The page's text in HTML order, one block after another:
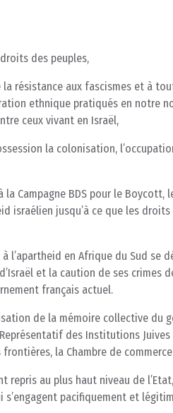
des peuples,
résistance aux fascismes et à
ethnique pratiqués en notre
ceux vivant en Israël,
la colonisation,
Campagne BDS pour le Boycott,
israélien jusqu’à ce que les
l’apartheid en Afrique du Sud se
et la caution de ses crimes
français actuel.
de la mémoire collective du
des Institutions Juives
la Chambre de
au plus haut niveau de
s’engagent pacifiquement et